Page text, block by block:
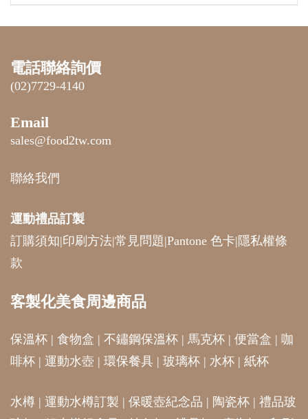
電話聯絡詢價
(02)7729-4140
Email
sales@food2tw.com
聯絡我們
運動禮品訂製
訂購須知|印刷方法|常見問題|Pantone 色卡| 隱私權條
款
客製化美食周邊商品
保溫杯 | 食物盒 | 不鏽鋼保溫杯 | 馬克杯 | 便當盒 | 咖
啡杯 | 運動水壺 | 環保餐具 | 玻璃杯 | 水杯 | 紙杯
水樽 | 運動水樽訂製 | 保暖壺紀念品 | 陶瓷杯 | 禮品玻